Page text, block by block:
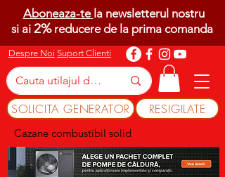
Despre Noi Suport Clienti
SOLICITA GENERATOR RESIGILATE
Cazane combustibil solid
Aboneaza-te la newsletterul nostru
si ai 2%reducere de la prima comanda